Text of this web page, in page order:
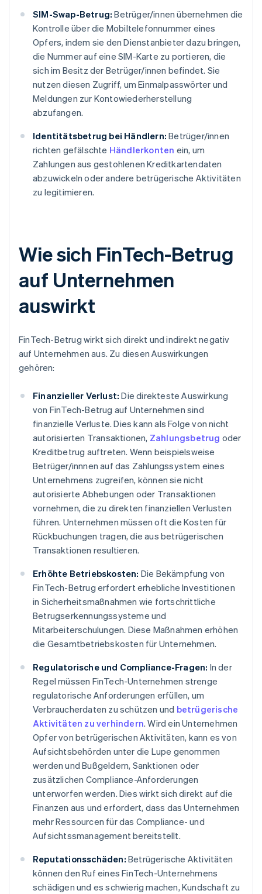
SIM-Swap-Betrug: Betrüger/innen übernehmen die
Kontrolle über die Mobiltelefonnummer eines
Opfers, indem sie den Dienstanbieter dazu bringen,
die Nummer auf eine SIM-Karte zu portieren, die
sich im Besitz der Betrüger/innen befindet. Sie
nutzen diesen Zugriff, um Einmalpasswörter und
Meldungen zur Kontowiederherstellung
abzufangen.
Identitätsbetrug bei Händlern: Betrüger/innen
richten gefälschte Händlerkonten ein, um
Zahlungen aus gestohlenen Kreditkartendaten
abzuwickeln oder andere betrügerische Aktivitäten
zu legitimieren.
Wie sich FinTech-Betrug
auf Unternehmen
auswirkt
FinTech-Betrug wirkt sich direkt und indirekt negativ
auf Unternehmen aus. Zu diesen Auswirkungen
gehören:
Finanzieller Verlust: Die direkteste Auswirkung
von FinTech-Betrug auf Unternehmen sind
finanzielle Verluste. Dies kann als Folge von nicht
autorisierten Transaktionen, Zahlungsbetrug oder
Kreditbetrug auftreten. Wenn beispielsweise
Betrüger/innnen auf das Zahlungssystem eines
Unternehmens zugreifen, können sie nicht
autorisierte Abhebungen oder Transaktionen
vornehmen, die zu direkten finanziellen Verlusten
führen. Unternehmen müssen oft die Kosten für
Rückbuchungen tragen, die aus betrügerischen
Transaktionen resultieren.
Erhöhte Betriebskosten: Die Bekämpfung von
FinTech-Betrug erfordert erhebliche Investitionen
in Sicherheitsmaßnahmen wie fortschrittliche
Betrugserkennungssysteme und
Mitarbeiterschulungen. Diese Maßnahmen erhöhen
die Gesamtbetriebskosten für Unternehmen.
Regulatorische und Compliance-Fragen: In der
Regel müssen FinTech-Unternehmen strenge
regulatorische Anforderungen erfüllen, um
Verbraucherdaten zu schützen und betrügerische
Aktivitäten zu verhindern. Wird ein Unternehmen
Opfer von betrügerischen Aktivitäten, kann es von
Aufsichtsbehörden unter die Lupe genommen
werden und Bußgeldern, Sanktionen oder
zusätzlichen Compliance-Anforderungen
unterworfen werden. Dies wirkt sich direkt auf die
Finanzen aus und erfordert, dass das Unternehmen
mehr Ressourcen für das Compliance- und
Aufsichtssmanagement bereitstellt.
Reputationsschäden: Betrügerische Aktivitäten
können den Ruf eines FinTech-Unternehmens
schädigen und es schwierig machen, Kundschaft zu